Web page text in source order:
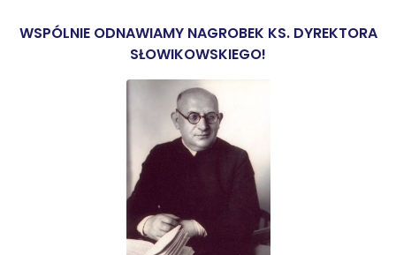
WSPÓLNIE ODNAWIAMY NAGROBEK KS. DYREKTORA
SŁOWIKOWSKIEGO!